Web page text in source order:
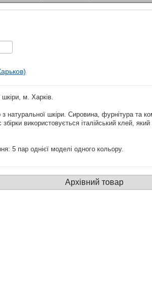
шкіри, м. Харків.
натуральної шкіри. Сировина, фурнітура та
використовується італійський клей,
5 пар однієї моделі одного кольору.
Архівний товар